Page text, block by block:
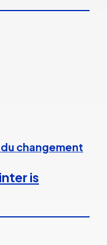
changement
is